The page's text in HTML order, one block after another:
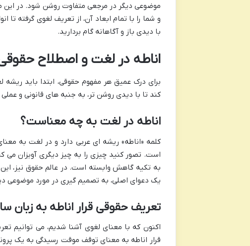
موضوعی دیگر در مرجعی متفاوت روشن شود. در این
و شما را با تمام ابعاد آن، از تعریف لغوی گرفته تا
با دیدی باز و آگاهانه گام بردارید.
اناطه در لغت و اصطلاح
برای درک عمیق هر مفهوم حقوقی، ابتدا باید
کند تا با دیدی روشن تر، به جنبه های قانونی و
اناطه در لغت به چه معناست؟
کلمه «اناطه» ریشه ای عربی دارد و در لغت به
است. تصور کنید چیزی را به چیز دیگری آویزان می
به تکیه گاهش وابسته است. در عالم حقوق نیز،
یک دعوای اصلی، به تصمیم گیری در مورد موضوعی
تعریف حقوقی قرار اناطه به زبان
اکنون که با معنای لغوی آشنا شدیم، می توانیم
قرار اناطه به معنای توقف موقت رسیدگی به یک